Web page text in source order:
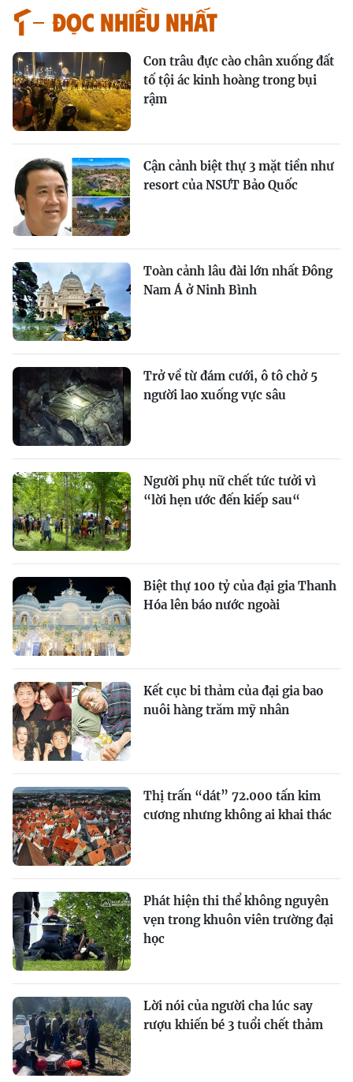
Đọc nhiều nhất
Con trâu đực cào chân xuống đất
tố tội ác kinh hoàng trong bụi
rậm
Cận cảnh biệt thự 3 mặt tiền như
resort của NSƯT Bảo Quốc
Toàn cảnh lâu đài lớn nhất Đông
Nam Á ở Ninh Bình
Trở về từ đám cưới, ô tô chở 5
người lao xuống vực sâu
Người phụ nữ chết tức tưởi vì
“lời hẹn ước đến kiếp sau“
Biệt thự 100 tỷ của đại gia Thanh
Hóa lên báo nước ngoài
Kết cục bi thảm của đại gia bao
nuôi hàng trăm mỹ nhân
Thị trấn “dát” 72.000 tấn kim
cương nhưng không ai khai thác
Phát hiện thi thể không nguyên
vẹn trong khuôn viên trường đại
học
Lời nói của người cha lúc say
rượu khiến bé 3 tuổi chết thảm